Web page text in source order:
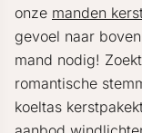
onze manden
gevoel naar
mand nodig!
romantische
koeltas